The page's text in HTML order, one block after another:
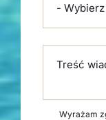
-
Treść
Wyrażam